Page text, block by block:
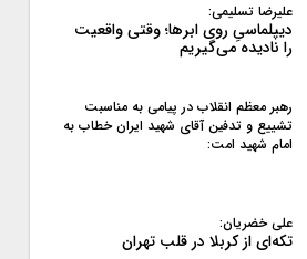
علیرضا تسلیمی:
دیپلماسیِ روی ابرها؛ وقتی واقعیت
را نادیده می‌گیریم
رهبر معظم انقلاب در پیامی به‌ مناسبت
تشییع و تدفین آقای شهید ایران خطاب به
امام شهید امت:
علی خضریان:
تکه‌ای از کربلا در قلب تهران